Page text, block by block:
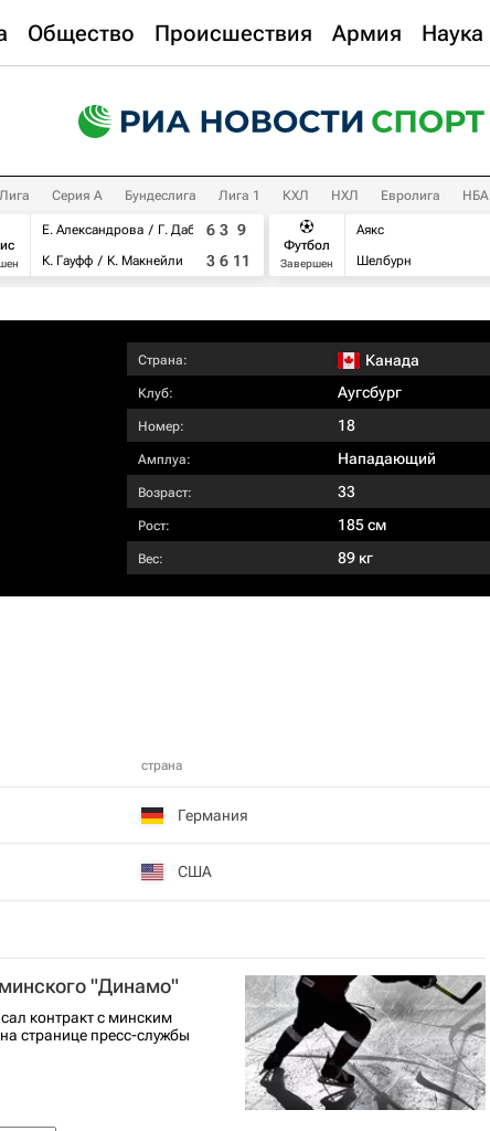
Общество Происшествия Армия Наука
Серия А Бундеслига Лига 1 КХЛ НХЛ Евролига НБА
Е. Александрова
Г. Дабровски
К. Гауфф
К. Макнейли
6 3 9
3 6 11
Футбол
Завершен
Аякс
Шелбурн
Страна: Канада
Клуб: Аугсбург
Номер: 18
Амплуа: Нападающий
Возраст: 33
Рост: 185 см
Вес: 89 кг
страна
Германия
США
"Динамо"
контракт с минским
странице пресс-службы